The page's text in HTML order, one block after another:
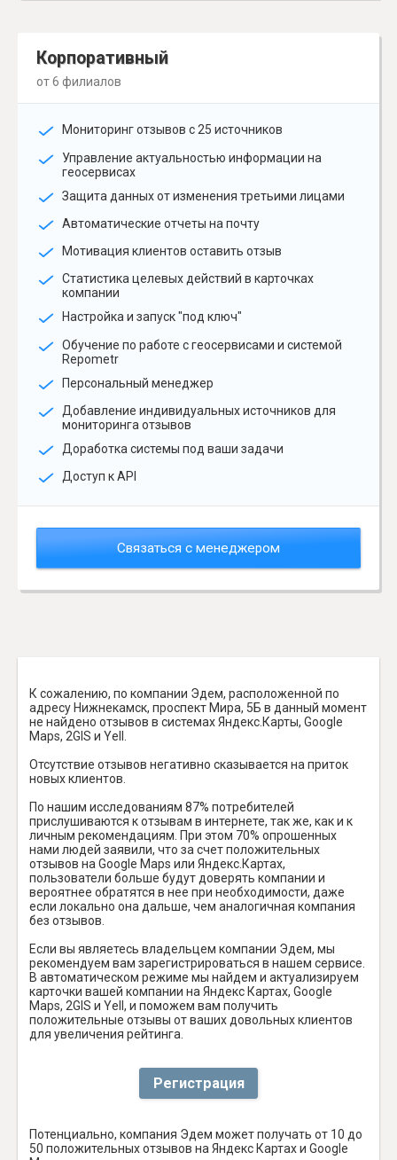
Корпоративный
от 6 филиалов
Мониторинг отзывов с 25 источников
Управление актуальностью информации на
геосервисах
Защита данных от изменения третьими лицами
Автоматические отчеты на почту
Мотивация клиентов оставить отзыв
Статистика целевых действий в карточках
компании
Настройка и запуск "под ключ"
Обучение по работе с геосервисами и системой
Repometr
Персональный менеджер
Добавление индивидуальных источников для
мониторинга отзывов
Доработка системы под ваши задачи
Доступ к API
Связаться с менеджером
К сожалению, по компании Эдем, расположенной по
адресу Нижнекамск, проспект Мира, 5Б в данный момент
не найдено отзывов в системах Яндекс.Карты, Google
Maps, 2GIS и Yell.
Отсутствие отзывов негативно сказывается на приток
новых клиентов.
По нашим исследованиям 87% потребителей
прислушиваются к отзывам в интернете, так же, как и к
личным рекомендациям. При этом 70% опрошенных
нами людей заявили, что за счет положительных
отзывов на Google Maps или Яндекс.Картах,
пользователи больше будут доверять компании и
вероятнее обратятся в нее при необходимости, даже
если локально она дальше, чем аналогичная компания
без отзывов.
Если вы являетесь владельцем компании Эдем, мы
рекомендуем вам зарегистрироваться в нашем сервисе.
В автоматическом режиме мы найдем и актуализируем
карточки вашей компании на Яндекс Картах, Google
Maps, 2GIS и Yell, и поможем вам получить
положительные отзывы от ваших довольных клиентов
для увеличения рейтинга.
Регистрация
Потенциально, компания Эдем может получать от 10 до
50 положительных отзывов на Яндекс Картах и Google